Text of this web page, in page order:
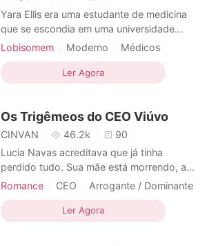
Yara Ellis era uma estudante de medicina
que se escondia em uma universidade
humana, dedicando-se aos estudos para
maioria dos médicos, ela estava se
especializando tanto em medicina humana
especialização em zoologia.
Lobisomem Moderno
Médicos
Encantador
Alpha Dramático
Ler Agora
Os Trigêmeos do CEO Viúvo
CINVAN 46.2k
90
Lucia Navas acreditava que já tinha
perdido tudo. Sua mãe está morrendo, as
dívidas médicas aumentam a cada dia e o
impossível: tornar-se barriga de aluguel do
poderoso bilionário Adrián Valcor e de sua
Romance CEO
Arrogante / Dominante
Urbano
Gravidez
Bebê
Fuga com o bebê
CEO
Ler Agora